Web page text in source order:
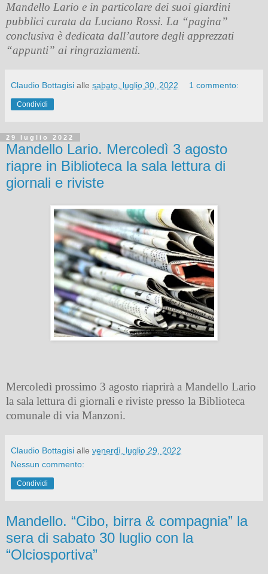
Mandello Lario e in particolare dei suoi giardini
pubblici curata da Luciano Rossi. La “pagina”
conclusiva è dedicata dall’autore degli apprezzati
“appunti” ai ringraziamenti.
Claudio Bottagisi alle sabato, luglio 30, 2022 1 commento:
Condividi
29 luglio 2022
Mandello Lario. Mercoledì 3 agosto
riapre in Biblioteca la sala lettura di
giornali e riviste
Mercoledì prossimo 3 agosto riaprirà a Mandello Lario
la sala lettura di giornali e riviste presso la Biblioteca
comunale di via Manzoni.
Claudio Bottagisi alle venerdì, luglio 29, 2022
Nessun commento:
Condividi
Mandello. “Cibo, birra & compagnia” la
sera di sabato 30 luglio con la
“Olciosportiva”